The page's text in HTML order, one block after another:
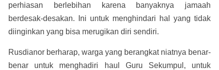
perhiasan berlebihan karena banyaknya jamaah
berdesak-desakan. Ini untuk menghindari hal yang tidak
diinginkan yang bisa merugikan diri sendiri.
Rusdianor berharap, warga yang berangkat niatnya benar-
benar untuk menghadiri haul Guru Sekumpul, untuk